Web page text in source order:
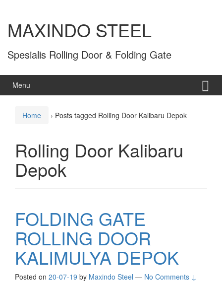
MAXINDO STEEL
Spesialis Rolling Door & Folding Gate
Menu
Home › Posts tagged Rolling Door Kalibaru Depok
Rolling Door Kalibaru
Depok
FOLDING GATE
ROLLING DOOR
KALIMULYA DEPOK
Posted on 20-07-19 by Maxindo Steel — No Comments ↓